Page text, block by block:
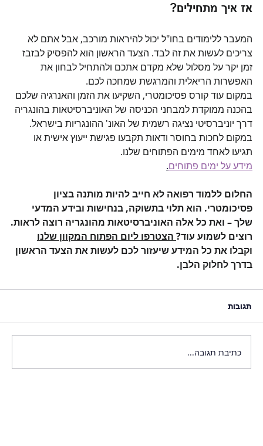
אז איך מתחילים?
המעבר ללימודים בחו"ל יכול להיראות מורכב, אבל אתם לא
צריכים לעשות את זה לבד. הצעד הראשון הוא להפסיק לבזבז
זמן יקר על מסלול שלא מקדם אתכם ולהתחיל לבחון את
האפשרות הריאלית והמרגשת שמחכה לכם.
במקום עוד קורס פסיכומטרי, השקיעו את הזמן והאנרגיה שלכם
בהכנה ממוקדת למבחני הכניסה של האוניברסיטאות בהונגריה
דרך יוניברסיטי נציגה רשמית של האונ' ההונגריות בישראל.
במקום לחכות בחוסר ודאות תקבעו פגישת ייעוץ אישית או
תגיעו לאחד מימים הפתוחים שלנו.
מידע על ימים פתוחים.
החלום ללמוד רפואה לא חייב להיות מותנה בציון
פסיכומטרי. הוא תלוי בתשוקה, בנחישות ובידע המדעי
שלך – ואת כל אלה האוניברסיטאות מהונגריה רוצה לראות.
רוצים לשמוע עוד? הצטרפו ליום הפתוח המקוון שלנו
וקבלו את כל המידע שיעזור לכם לעשות את הצעד הראשון
בדרך לחלוק הלבן.
תגובות
כתיבת תגובה...